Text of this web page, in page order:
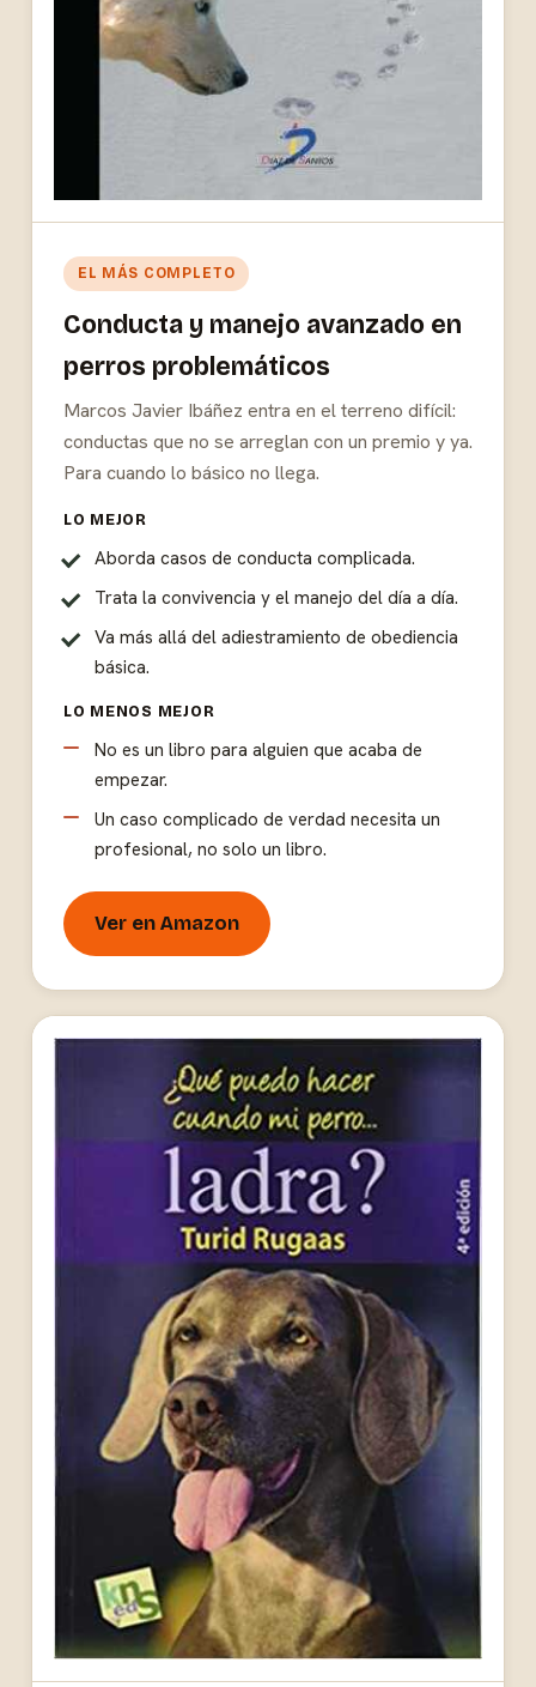
EL MÁS COMPLETO
Conducta y manejo avanzado en
perros problemáticos
Marcos Javier Ibáñez entra en el terreno difícil:
conductas que no se arreglan con un premio y ya.
Para cuando lo básico no llega.
LO MEJOR
Aborda casos de conducta complicada.
Trata la convivencia y el manejo del día a día.
Va más allá del adiestramiento de obediencia
básica.
LO MENOS MEJOR
No es un libro para alguien que acaba de
empezar.
Un caso complicado de verdad necesita un
profesional, no solo un libro.
Ver en Amazon